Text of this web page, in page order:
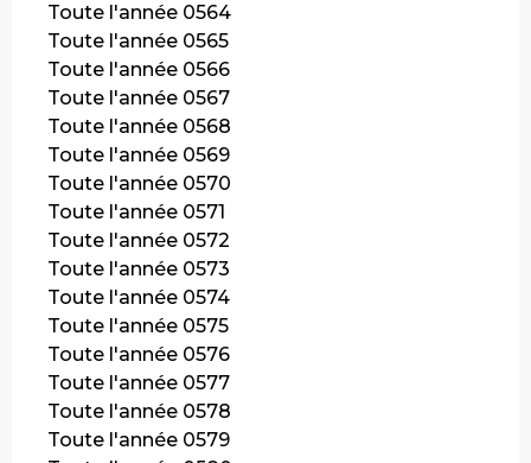
Toute l'année 0564
Toute l'année 0565
Toute l'année 0566
Toute l'année 0567
Toute l'année 0568
Toute l'année 0569
Toute l'année 0570
Toute l'année 0571
Toute l'année 0572
Toute l'année 0573
Toute l'année 0574
Toute l'année 0575
Toute l'année 0576
Toute l'année 0577
Toute l'année 0578
Toute l'année 0579